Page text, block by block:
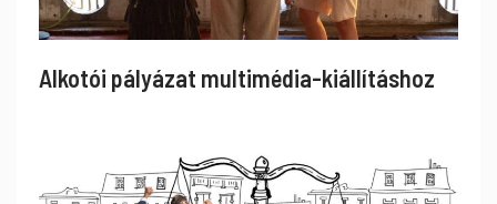
Alkotói pályázat multimédia-kiállításhoz